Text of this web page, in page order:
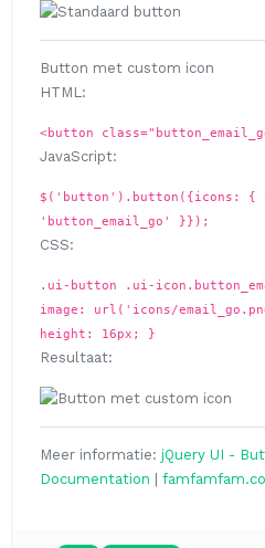
Button met custom icon
HTML:
<button
JavaScript:
$('button').button({icons: {
'button_email_go' }});
CSS:
.ui-button .ui-
image: url('icons/
height: 16px; }
Resultaat:
Meer informatie: jQuery UI -
Documentation